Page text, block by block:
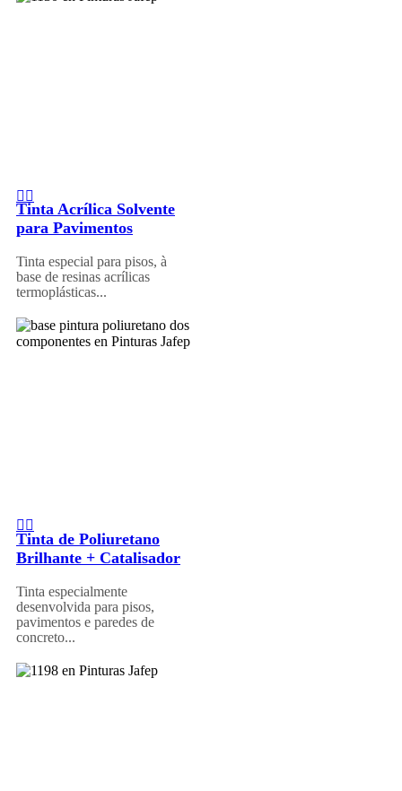
Tinta Acrílica Solvente
para Pavimentos
Tinta especial para pisos, à
base de resinas acrílicas
termoplásticas...
Tinta de Poliuretano
Brilhante + Catalisador
Tinta especialmente
desenvolvida para pisos,
pavimentos e paredes de
concreto...